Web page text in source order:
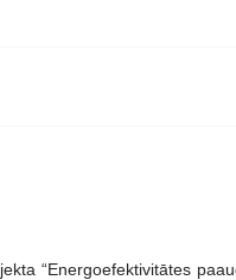
“Energoefektivitātes